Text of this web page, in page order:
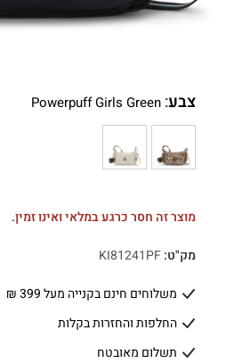
צבע:
Powerpuff Girls Green
מוצר זה חסר כרגע במלאי ואינו זמין.
מק"ט:KI81241PF
משלוחים חינם בקנייה מעל 399 ₪
החלפות והחזרות בקלות
תשלום מאובטח